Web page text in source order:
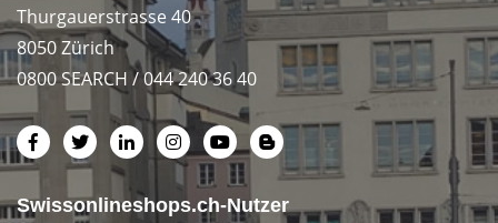
Thurgauerstrasse 40
8050 Zürich
0800 SEARCH / 044 240 36 40
Swissonlineshops.ch-Nutzer